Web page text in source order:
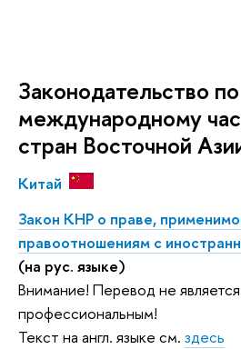
Законодательство по
международному
стран Восточной
Китай
Закон КНР о праве,
правоотношениям с
(на рус. языке)
Внимание! Перевод не
профессиональным!
Текст на англ. языке см. здесь